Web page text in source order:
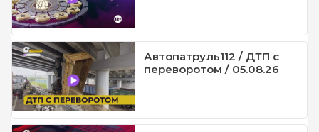
Автопатруль112 / ДТП с
переворотом / 05.08.26